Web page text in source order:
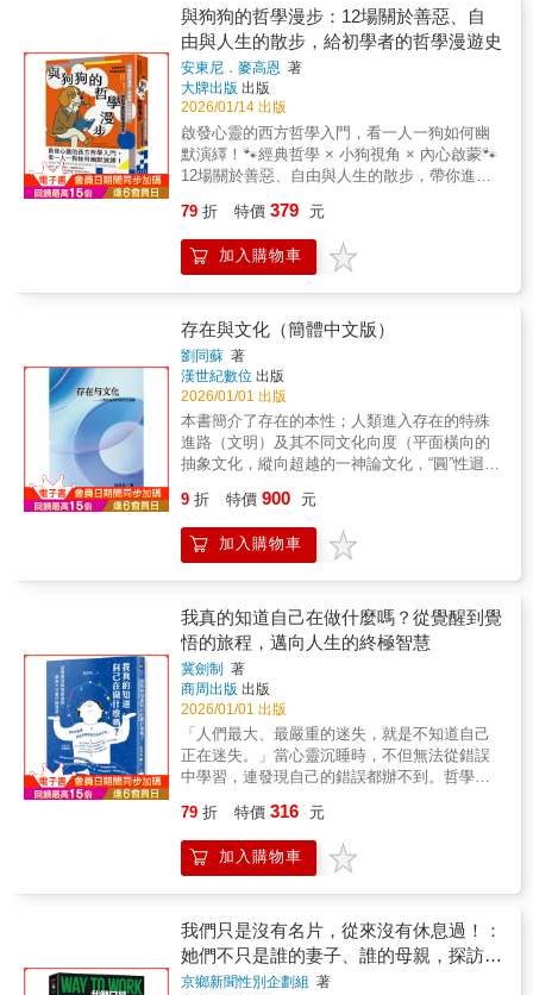
格林文化發行人張瑞昌 財團法人中央廣播電
臺總臺長黃安捷 智邦科技資深顧問楊斯棓醫
師 《要有一個人》作者鄭俊德 閱讀人社群
主編★專文推薦王志宏 《經典雜誌》總編輯
姚仁祿 慈濟人文志業中心合心精進長
文化新視野篇：其下三章，包括中國哲學與印
度佛教中對於「無」的討論；《莊子．德充
符》中的人性光輝與他者倫理；微生、底生與
共生：當代跨個體思考的三個方向。當代倫理
實踐篇：其下兩章，包括三民主義基礎下的
「中華邦聯」構想——以涵靜老人寫給鄧小平
先生的兩封信為視點；面對當代環境倫理挑戰
的哲學回應——以道家心性論為視角。世界走
向已逐漸讓人難以掌握，倫理與邊界的意義為
何？邊界的必要與問題又為何？當代區域政治
制；關稅的保護、開放等，既涉倫理與實踐問
題，也是邊界與融合的體現。期待經由深入的
哲學反思，釐清問題關鍵點，也為如何實踐及
與狗狗的哲學漫步：12場關於善惡、自
由與人生的散步，給初學者的哲學漫遊史
安東尼．麥高恩 著
大牌出版 出版
2026/01/14 出版
啟發心靈的西方哲學入門，看一人一狗如何幽
默演繹！🐾經典哲學 × 小狗視角 × 內心啟蒙🐾
12場關於善惡、自由與人生的散步，帶你進入
解尼采的善惡觀、康德的自由觀、叔本華的生
命意義哲學……以好奇叩問日常，以疑問拆解
世界！│沒有唯一正解的路線，正是哲學的樂趣
路線──這些路線在方向、距離，甚至目的上都
可能截然不同……這些不同的方法，正反映出
哲學獨特的混合性質。」本書依循蘇格拉底的
對話傳統，作者安東尼．麥高恩與小狗莫提從
「好狗或壞狗」的善惡觀談起，一路探索倫理
學、知識論，及形上學等哲學大哉問，顛覆你
習以為常的認知。只要跟著聊天節奏，你會發
現，哲學可以賦予你力量，讓你成為更好的
人，思考正確的行動準則與人生目標。它會引
在？現實的最終本質是什麼？我怎麼知道冰箱
門關上時，那盞燈究竟有沒有熄滅？│給初學者
的哲學漫遊史，│不同路線，都能激發你新的思
考：漫步1 什麼是好狗，什麼是壞狗？漫步
2 該追求什麼，才能活出真正的幸福？漫步3
要做對的事，還是做結果最好的事？漫步4 人
類真的能自由做選擇嗎？漫步5 只要三步驟，
就能破解錯誤邏輯？漫步6 存在的本質是什
麼？漫步7 是什麼使一隻狗成為「狗」？漫步8
如何確定我們知道的都是真的？漫步9 閉起雙
眼，世界就不存在了？漫步10 知識的邊界在哪
裡？漫步11 科學真的中立客觀嗎？漫步12 生命
想之旅──吐槽、腦洞大開、據理力爭……那小
小腦袋能懂的語言，你一定也行！快翻開本
書，跟上他們的步伐──跨越時空的思想漫遊，
79 折 特價 379 元
加入購物車
存在與文化（簡體中文版）
劉同蘇 著
漢世紀數位 出版
2026/01/01 出版
本書簡介了存在的本性；人類進入存在的特殊
進路（文明）及其不同文化向度（平面橫向的
抽象文化，縱向超越的一神論文化，“圓”性迴圈
交給了機器的統治；以及人類還原於本身存在
的可能。存在不過是終極自在的永恆活動；基
於自我／他者的反-沖性終極綜合，活動永不休
共鳴於存在本身的“圓”性終極綜合活動。這三個
基本文化進路是：發端于地中海地區的橫向平
推的抽象文化，起源於“兩河流域”的縱向直通的
一神論文化，生發於東亞大陸的“圓”性迴圈的個
別具象文化（作為“天”創自然文化的典範）。抽
象文化，從克里特島孕發，經希臘的定型，羅
馬的實體化，最終顯明了抽取普遍同一的單質
表像不足以容納存在活動極性反-沖著的多彩活
力，從而，不得不自我解體而消散；基督教一
神論的拯救，使抽象文化於中世紀個別具象的
對存在淵源處的理念凝固，啟蒙運動確立的擺
置人類存在的抽象方式，工業革命以抽象的機
器（純粹表像的實體）重新擺置了環繞人類的
我同一地抽象，而無能於終極綜合地自我超
越。人類抽象活動的頂峰就是抽取全然純粹的
單質表像；如果抽象真地成為了人類的終極存
9 折 特價 900 元
加入購物車
我真的知道自己在做什麼嗎？從覺醒到覺
悟的旅程，邁向人生的終極智慧
冀劍制
著
商周出版 出版
2026/01/01 出版
「人們最大、最嚴重的迷失，就是不知道自己
正在迷失。」當心靈沉睡時，不但無法從錯誤
中學習，連發現自己的錯誤都辦不到。哲學家
一步步傳授自覺的智慧，教你如何察覺那些暗
中影響行為的因子：- 錯誤知識：我現在的判
斷標準，是事實，還是錯誤資訊？- 自我中
個議題？- 負面想法：我現在的壞心情，到底
從何而來？本書透過四十五個章節，以生活化
的案例、幽默詼諧的筆觸，教你如何從「渾然
不覺」的狀態中覺醒，不僅撥開心中的迷霧，
79 折 特價 316 元
加入購物車
我們只是沒有名片，從來沒有休息過！：
她們不只是誰的妻子、誰的母親，探訪這
些韓國大姊們真正的「工作」故事。
京鄉新聞性別企劃組 著